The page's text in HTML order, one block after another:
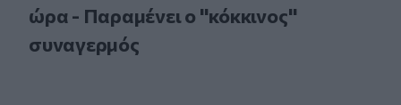
ώρα - Παραμένει ο "κόκκινος"
συναγερμός